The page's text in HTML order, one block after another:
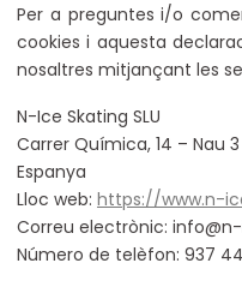
Per a preguntes i/o
cookies i aquesta
nosaltres mitjançant les
N-Ice Skating SLU
Carrer Química, 14 – Nau
Espanya
Lloc web: https://www.n-
Correu electrònic: info@
Número de telèfon: 937